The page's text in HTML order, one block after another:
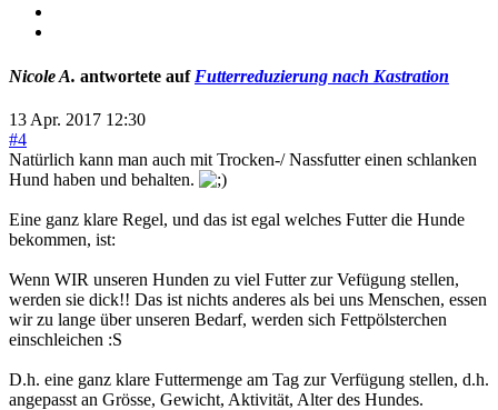
Nicole A. antwortete auf Futterreduzierung nach Kastration
13 Apr. 2017 12:30
#4
Natürlich kann man auch mit Trocken-/ Nassfutter einen schlanken
Hund haben und behalten.
Eine ganz klare Regel, und das ist egal welches Futter die Hunde
bekommen, ist:
Wenn WIR unseren Hunden zu viel Futter zur Vefügung stellen,
werden sie dick!! Das ist nichts anderes als bei uns Menschen, essen
wir zu lange über unseren Bedarf, werden sich Fettpölsterchen
einschleichen :S
D.h. eine ganz klare Futtermenge am Tag zur Verfügung stellen, d.h.
angepasst an Grösse, Gewicht, Aktivität, Alter des Hundes.